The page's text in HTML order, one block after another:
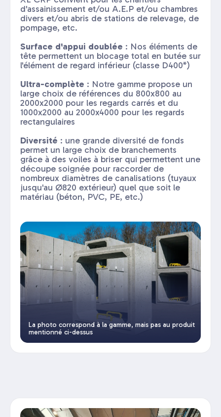
d'assainissement et/ou A.E.P et/ou chambres
divers et/ou abris de stations de relevage, de
pompage, etc.
Surface d'appui doublée : Nos éléments de
tête permettent un blocage total en butée sur
l'élément de regard inférieur (classe D400*)
Ultra-complète : Notre gamme propose un
large choix de références du 800x800 au
2000x2000 pour les regards carrés et du
1000x2000 au 2000x4000 pour les regards
rectangulaires
Diversité : une grande diversité de fonds
permet un large choix de branchements
grâce à des voiles à briser qui permettent une
découpe soignée pour raccorder de
nombreux diamètres de canalisations (tuyaux
jusqu'au Ø820 extérieur) quel que soit le
matériau (béton, PVC, PE, etc.)
La photo correspond à la gamme, mais pas au produit
mentionné ci-dessus